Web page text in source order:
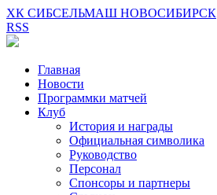
ХК СИБСЕЛЬМАШ НОВОСИБИРСК
RSS
Главная
Новости
Программки матчей
Клуб
История и награды
Официальная символика
Руководство
Персонал
Спонсоры и партнеры